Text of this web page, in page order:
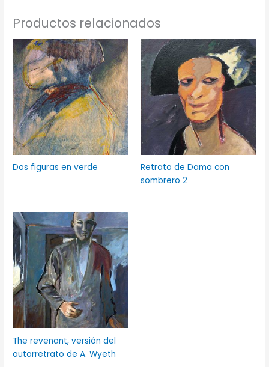
Productos relacionados
Dos figuras en verde
Retrato de Dama con
sombrero 2
The revenant, versión del
autorretrato de A. Wyeth